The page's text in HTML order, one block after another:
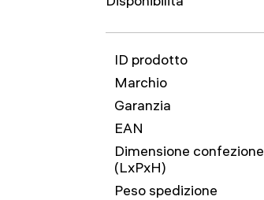
ID prodotto
Marchio
Garanzia
EAN
Dimensione confezione
(LxPxH)
Peso spedizione